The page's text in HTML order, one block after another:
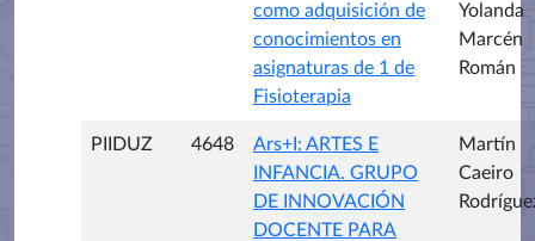
como adquisición de
conocimientos en
asignaturas de 1 de
Fisioterapia
Yolanda
Marcén
Román
PIIDUZ 4648
Ars+I: ARTES E
INFANCIA. GRUPO
DE INNOVACIÓN
DOCENTE PARA
Martín
Caeiro